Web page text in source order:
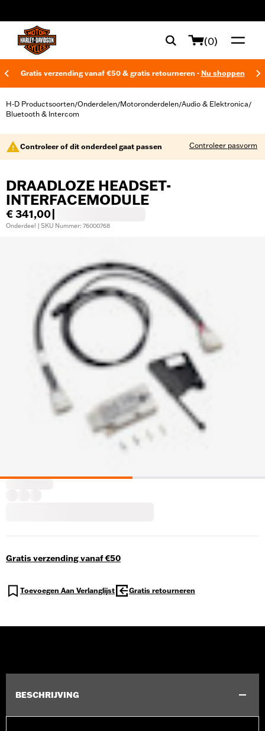
(0)
Gratis verzending vanaf €50 & gratis retourneren - Nu shoppen
H-D Productsoorten/Onderdelen/Motoronderdelen/Audio & Elektronica/
Bluetooth & Intercom
Controleer of dit onderdeel gaat passen Controleer pasvorm
DRAADLOZE HEADSET-
INTERFACEMODULE
€ 341,00
Onderdeel | SKU Nummer: 76000768
Gratis verzending vanaf €50
Toevoegen Aan Verlanglijst Gratis retourneren
BESCHRIJVING